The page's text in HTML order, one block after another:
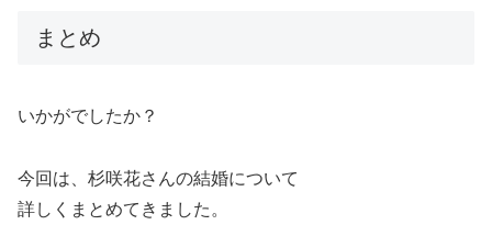
まとめ
いかがでしたか？
今回は、杉咲花さんの結婚について
詳しくまとめてきました。